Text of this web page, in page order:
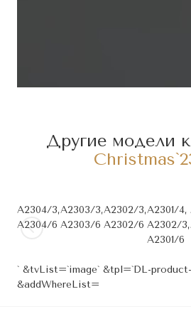
Другие модели
A2304/3,
A2304/6
A2303/3,
A2303/6
A2302/3,
A2302/6
A2301/4,
A2302/3,
A2301/6
` &tvList=`image` &tpl=`DL-
&addWhereList=